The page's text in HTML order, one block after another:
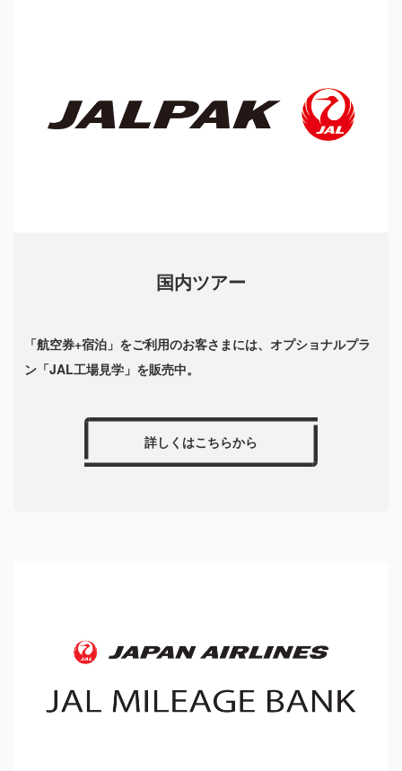
国内ツアー
「航空券+宿泊」をご利用のお客さまには、オプショナルプラ
ン「JAL工場見学」を販売中。
詳しくはこちらから